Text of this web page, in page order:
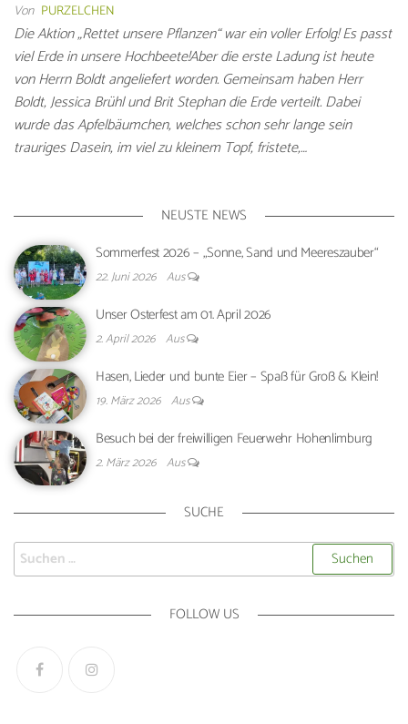
Von PURZELCHEN
Die Aktion „Rettet unsere Pflanzen“ war ein voller Erfolg! Es passt
viel Erde in unsere Hochbeete!Aber die erste Ladung ist heute
von Herrn Boldt angeliefert worden. Gemeinsam haben Herr
Boldt, Jessica Brühl und Brit Stephan die Erde verteilt. Dabei
wurde das Apfelbäumchen, welches schon sehr lange sein
trauriges Dasein, im viel zu kleinem Topf, fristete,…
NEUSTE NEWS
Sommerfest 2026 – „Sonne, Sand und Meereszauber“
22. Juni 2026 Aus
Unser Osterfest am 01. April 2026
2. April 2026 Aus
Hasen, Lieder und bunte Eier – Spaß für Groß & Klein!
19. März 2026 Aus
Besuch bei der freiwilligen Feuerwehr Hohenlimburg
2. März 2026 Aus
SUCHE
FOLLOW US